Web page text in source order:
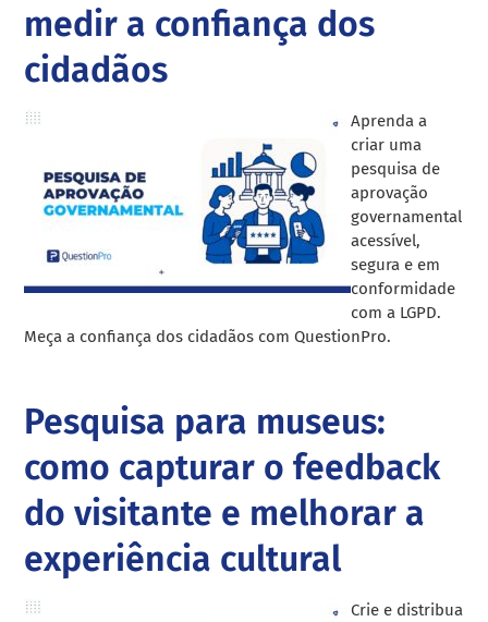
medir a confiança dos
cidadãos
Aprenda a
criar uma
pesquisa de
aprovação
governamental
acessível,
segura e em
conformidade
com a LGPD.
Meça a confiança dos cidadãos com QuestionPro.
Pesquisa para museus:
como capturar o feedback
do visitante e melhorar a
experiência cultural
Crie e distribua